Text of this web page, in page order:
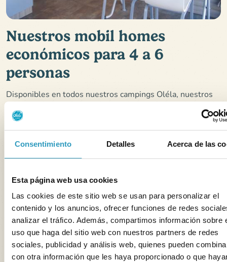
Consentimiento Detalles Acerca de las
Esta página web usa cookies
Las cookies de este sitio web se usan para personalizar el
contenido y los anuncios, ofrecer funciones de redes
analizar el tráfico. Además, compartimos información sobre
uso que haga del sitio web con nuestros partners de redes
sociales, publicidad y análisis web, quienes pueden
con otra información que les haya proporcionado o que
Nuestros mobil homes
económicos para 4 a 6
personas
Disponibles en todos nuestros campings Oléla, nuestros
mobil homes de la gama Simplicité tienen capacidad para 4
a 6 personas (de 2 a 4 habitaciones). Funcionales y
para pasar unas buenas vacaciones: cocina americana
totalmente equipada, salón acogedor y terraza para
disfrutar del aire libre.
Nuestras habitaciones y
apartamentos económicos
para 2 a 5 personas
En la Maison Esperanzade la isla de Noirmoutier, opte por